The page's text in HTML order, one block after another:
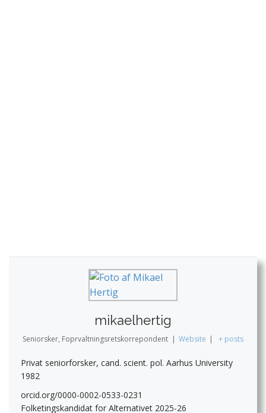
mikaelhertig
Seniorsker, Foprvaltningsretskorrepondent | Website | + posts
Privat seniorforsker, cand. scient. pol. Aarhus University
1982
orcid.org/0000-0002-0533-0231
Folketingskandidat for Alternativet 2025-26